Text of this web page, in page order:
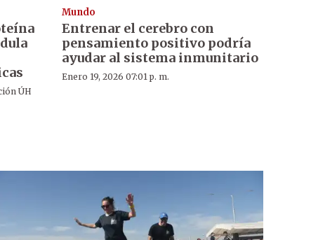
ÚH
Mundo
Entrenar el cerebro con
pensamiento positivo podría
ayudar al sistema inmunitario
Enero 19, 2026 07:01 p. m.